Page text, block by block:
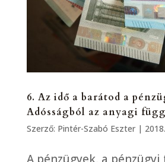
6. Az idő a barátod a
Adósságból az anyagi
Szerző: Pintér-Szabó Eszter|